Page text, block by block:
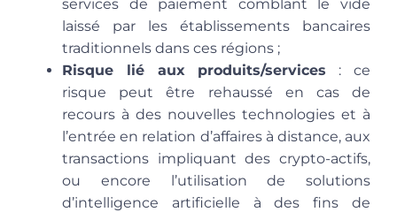
services de paiement comblant le vide
laissé par les établissements bancaires
traditionnels dans ces régions ;
Risque lié aux produits/services : ce
risque peut être rehaussé en cas de
recours à des nouvelles technologies et à
l’entrée en relation d’affaires à distance, aux
transactions impliquant des crypto-actifs,
ou encore l’utilisation de solutions
d’intelligence artificielle à des fins de